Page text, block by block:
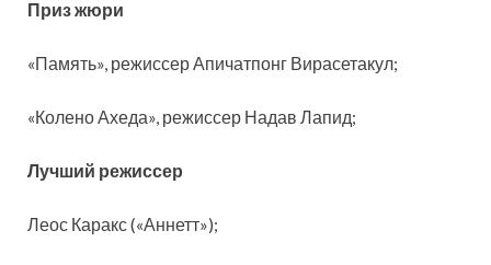
Приз жюри
«Память», режиссер Апичатпонг Вирасетакул;
«Колено Ахеда», режиссер Надав Лапид;
Лучший режиссер
Леос Каракс («Аннетт»);